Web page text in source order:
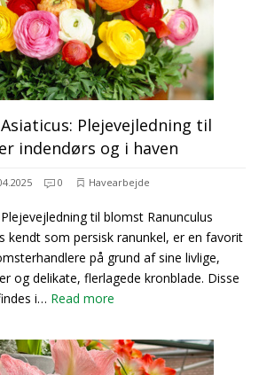
Plejevejledning til
indendørs og i haven
0 Havearbejde
til blomst Ranunculus
kendt som persisk ranunkel, er en favorit
på grund af sine livlige,
og delikate, flerlagede kronblade. Disse
i… Read more